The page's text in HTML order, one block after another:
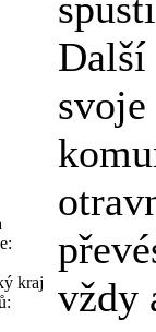
kraj
Další
vždy